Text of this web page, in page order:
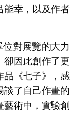
能幸，以及作者
對展覽的大力
卻因此創作了更
品《七子》，感
談了自己作畫的
術中，實驗創